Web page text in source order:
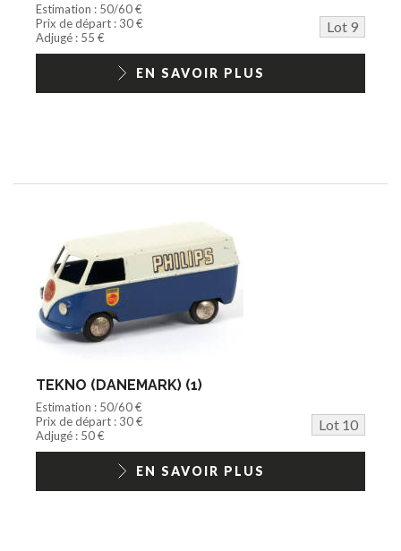
Estimation : 50/60 €
Prix de départ : 30 €
Lot 9
Adjugé : 55 €
EN SAVOIR PLUS
TEKNO (DANEMARK) (1)
Estimation : 50/60 €
Prix de départ : 30 €
Lot 10
Adjugé : 50 €
EN SAVOIR PLUS